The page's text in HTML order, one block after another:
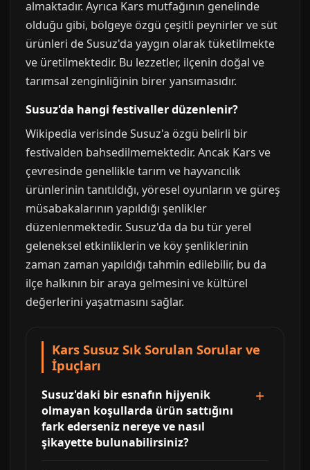
almaktadır. Ayrıca Kars mutfağının genelinde
olduğu gibi, bölgeye özgü çeşitli peynirler ve süt
ürünleri de Susuz'da yaygın olarak tüketilmekte
ve üretilmektedir. Bu lezzetler, ilçenin doğal ve
tarımsal zenginliğinin birer yansımasıdır.
Susuz'da hangi festivaller düzenlenir?
Wikipedia verisinde Susuz'a özgü belirli bir
festivalden bahsedilmemektedir. Ancak Kars ve
çevresinde genellikle tarım ve hayvancılık
ürünlerinin tanıtıldığı, yöresel oyunların ve güreş
müsabakalarının yapıldığı şenlikler
düzenlenmektedir. Susuz'da da bu tür yerel
geleneksel etkinliklerin ve köy şenliklerinin
zaman zaman yapıldığı tahmin edilebilir, bu da
ilçe halkının bir araya gelmesini ve kültürel
değerlerini yaşatmasını sağlar.
Kars Susuz Sık Sorulan Sorular ve
İpuçları
Susuz'daki bir esnafın hijyenik
olmayan koşullarda ürün sattığını
fark ederseniz nereye ve nasıl
şikayette bulunabilirsiniz?